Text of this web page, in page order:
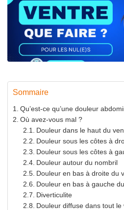
Sommaire
Qu’est-ce qu’une douleur
Où avez-vous mal ?
Douleur dans le haut du
Douleur sous les côtes à
Douleur sous les côtes à
Douleur autour du nombril
Douleur en bas à droite du
Douleur en bas à gauche
Diverticulite
Douleur diffuse dans tout le